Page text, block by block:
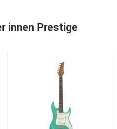
innen Prestige